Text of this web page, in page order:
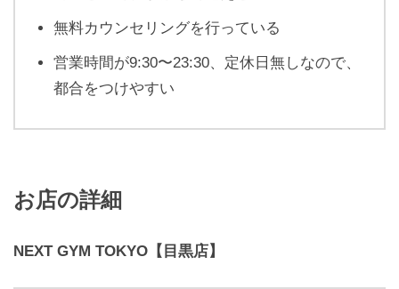
無料カウンセリングを行っている
営業時間が9:30〜23:30、定休日無しなので、
都合をつけやすい
お店の詳細
NEXT GYM TOKYO【目黒店】